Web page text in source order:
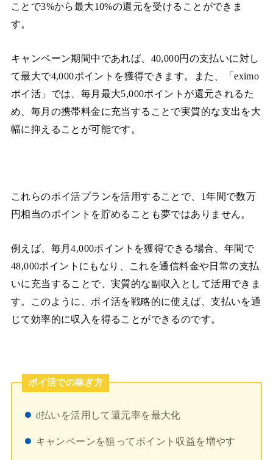
ことで3%から最大10%の還元を受けることができま
す。
キャンペーン期間中であれば、40,000円の支払いに対し
て最大で4,000ポイントを獲得できます。また、「eximo
ポイ活」では、毎月最大5,000ポイントが還元されるた
め、毎月の携帯料金に充当することで実質的な支出を大
幅に抑えることが可能です。
これらのポイ活プランを活用することで、1年間で数万
円相当のポイントを貯めることも夢ではありません。
例えば、毎月4,000ポイントを獲得できる場合、年間で
48,000ポイントにもなり、これを通信料金や日常の支払
いに充当することで、実質的な副収入として活用できま
す。このように、ポイ活を戦略的に使えば、支払いを通
じて効率的に収入を得ることができるのです。
ポイ活での稼ぎ方
d払いを活用して還元率を最大化
キャンペーンを狙ってポイント収益を増やす